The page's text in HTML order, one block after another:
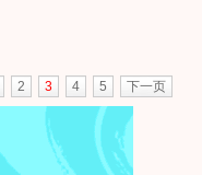
2 3 4 5 下一页